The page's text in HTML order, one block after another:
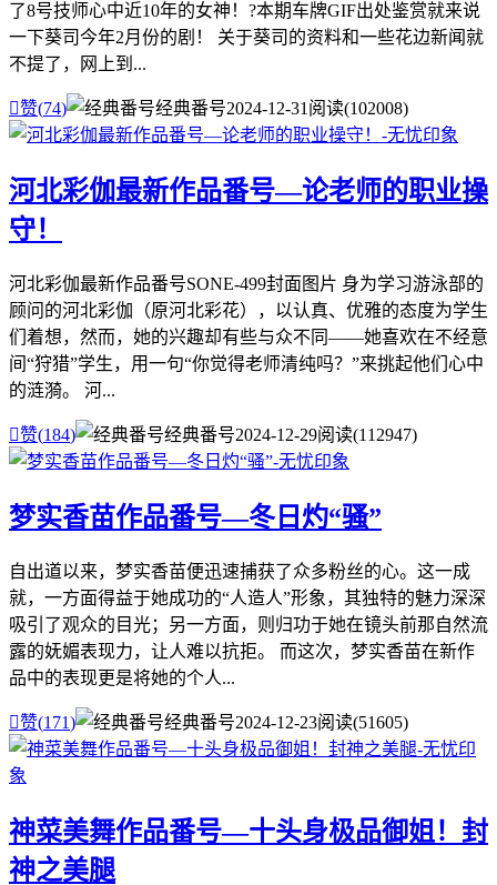
了8号技师心中近10年的女神！?本期车牌GIF出处鉴赏就来说
一下葵司今年2月份的剧！ 关于葵司的资料和一些花边新闻就
不提了，网上到...
赞(74) 经典番号2024-12-31 阅读(102008)
河北彩伽最新作品番号—论老师的职业操
守！
河北彩伽最新作品番号SONE-499封面图片 身为学习游泳部的
顾问的河北彩伽（原河北彩花），以认真、优雅的态度为学生
们着想，然而，她的兴趣却有些与众不同——她喜欢在不经意
间“狩猎”学生，用一句“你觉得老师清纯吗？”来挑起他们心中
的涟漪。 河...
赞(184) 经典番号2024-12-29阅读(112947)
梦实香苗作品番号—冬日灼“骚”
自出道以来，梦实香苗便迅速捕获了众多粉丝的心。这一成
就，一方面得益于她成功的“人造人”形象，其独特的魅力深深
吸引了观众的目光；另一方面，则归功于她在镜头前那自然流
露的妩媚表现力，让人难以抗拒。 而这次，梦实香苗在新作
品中的表现更是将她的个人...
赞(171) 经典番号2024-12-23阅读(51605)
神菜美舞作品番号—十头身极品御姐！封
神之美腿